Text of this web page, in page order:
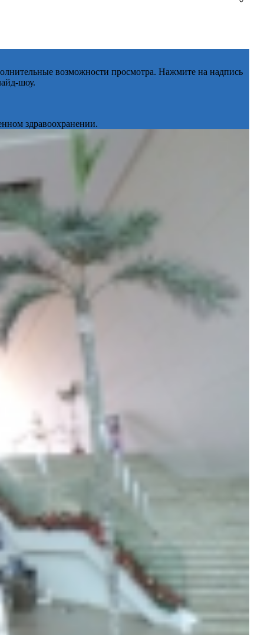
возможности просмотра. Нажмите на надпись
шоу.
здравоохранении.